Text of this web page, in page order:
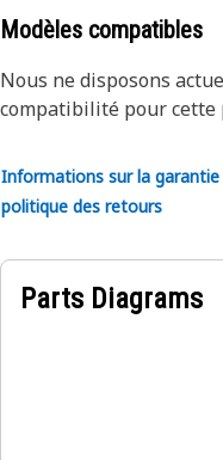
Modèles compatibles
Nous ne disposons
compatibilité pour cette
Informations sur la garantie
politique des retours
Parts Diagrams